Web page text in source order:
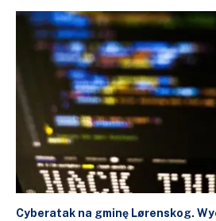
Cyberatak na gminę Lørenskog.